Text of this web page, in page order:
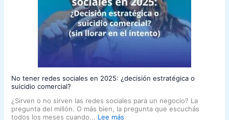
No tener redes sociales en 2025: ¿decisión estratégica o
suicidio comercial?
¿Sirven o no sirven las redes sociales para un negocio? La
pregunta del millón. O más bien, la pregunta que escuchás
todos los meses cuando... Lee más